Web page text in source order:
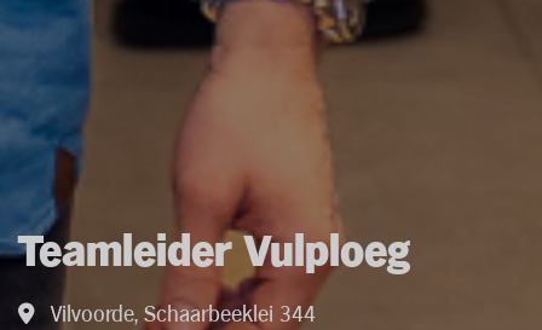
Teamleider Vulploeg
Vilvoorde, Schaarbeeklei 344